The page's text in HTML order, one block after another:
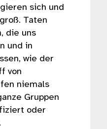
sich und
Taten
die uns
und in
wie der
von
niemals
Gruppen
oder